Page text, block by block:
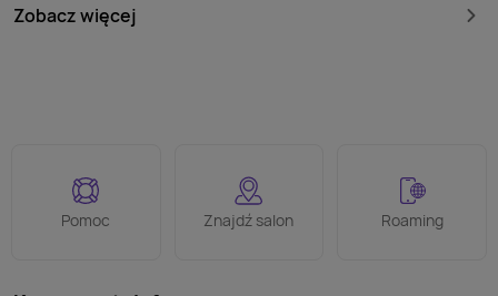
Zobacz więcej
Pomoc Znajdź salon Roaming